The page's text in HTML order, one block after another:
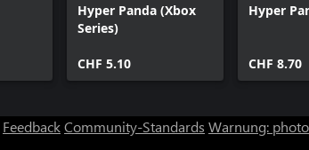
Hyper Panda (Xbox
Series)
CHF 5.10
Hyper
CHF 8.70
FeedbackCommunity-Standards Warnung: